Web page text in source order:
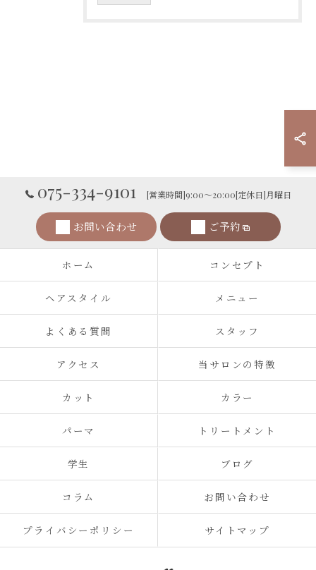
075-334-9101 [営業時間]9:00～20:00[定休日]月曜日
お問い合わせ ご予約
ホーム コンセプト
ヘアスタイル メニュー
よくある質問 スタッフ
アクセス 当サロンの特徴
カット カラー
パーマ トリートメント
学生 ブログ
コラム お問い合わせ
プライバシーポリシー サイトマップ